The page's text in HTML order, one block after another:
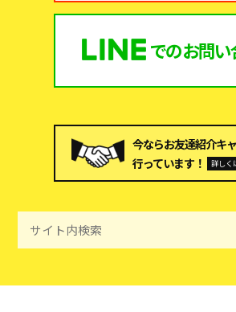
でのお問
今ならお友達紹介キ
行っています！
詳しく